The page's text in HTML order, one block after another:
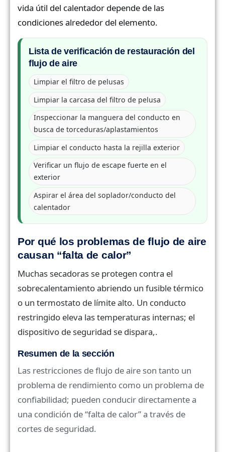
vida útil del calentador depende de las
condiciones alrededor del elemento.
Lista de verificación de restauración del
flujo de aire
Limpiar el filtro de pelusas
Limpiar la carcasa del filtro de pelusa
Inspeccionar la manguera del conducto en
busca de torceduras/aplastamientos
Limpiar el conducto hasta la rejilla exterior
Verificar un flujo de escape fuerte en el
exterior
Aspirar el área del soplador/conducto del
calentador
Por qué los problemas de flujo de aire
causan “falta de calor”
Muchas secadoras se protegen contra el
sobrecalentamiento abriendo un fusible térmico
o un termostato de límite alto. Un conducto
restringido eleva las temperaturas internas; el
dispositivo de seguridad se dispara,.
Resumen de la sección
Las restricciones de flujo de aire son tanto un
problema de rendimiento como un problema de
confiabilidad; pueden conducir directamente a
una condición de “falta de calor” a través de
cortes de seguridad.